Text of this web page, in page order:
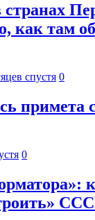
как там
спустя 0
примета
0